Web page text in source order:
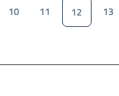
10 11 12 13